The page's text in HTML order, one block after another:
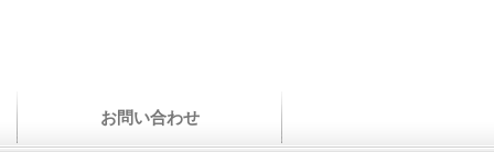
お問い合わせ